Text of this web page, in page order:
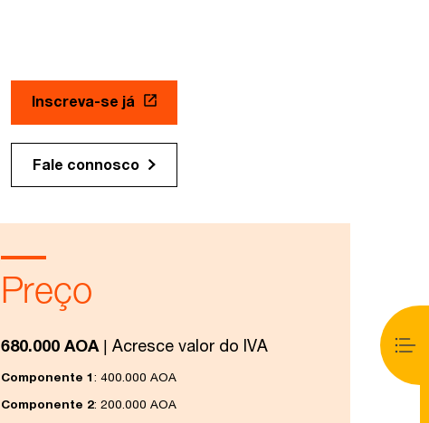
Inscreva-se já
Fale connosco
Preço
680.000 AOA | Acresce valor do IVA
Componente 1: 400.000 AOA
Componente 2: 200.000 AOA